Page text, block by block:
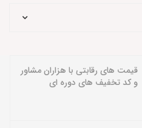
قیمت های رقابتی با هزاران مشاور
و کد تخفیف های دوره ای